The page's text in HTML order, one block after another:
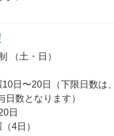
（土・日）
日〜20日（下限日数は
日数となります）
日
4日）